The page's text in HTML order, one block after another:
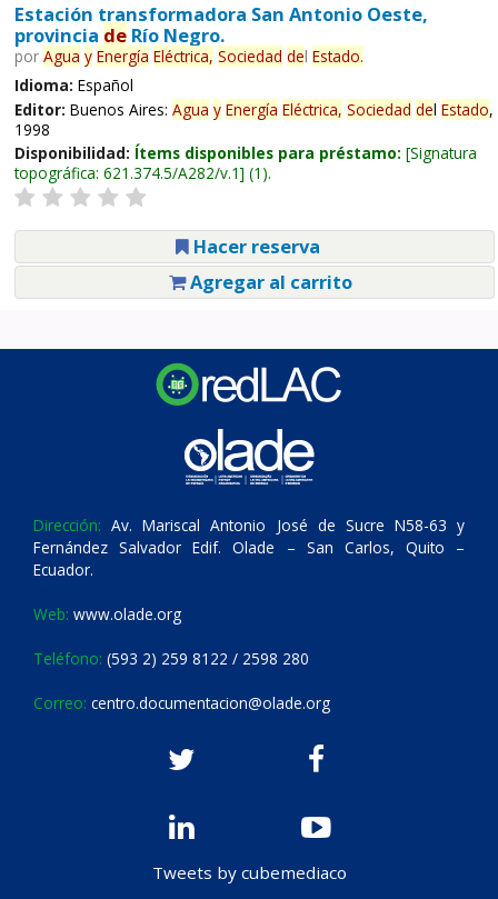
Estación transformadora San Antonio Oeste,
provincia deRío Negro.
por Agua y Energía Eléctrica, Sociedad del Estado.
Idioma: Español
Editor: Buenos Aires: Agua y Energía Eléctrica, Sociedad del Estado,
1998
Disponibilidad: Ítems disponibles para préstamo: Signatura
topográfica: 621.374.5/A282/v.1 (1).
Hacer reserva
Agregar al carrito
Dirección: Av. Mariscal Antonio José de Sucre N58-63 y
Fernández Salvador Edif. Olade – San Carlos, Quito –
Ecuador.
Web: www.olade.org
Teléfono: (593 2) 259 8122 / 2598 280
Correo: centro.documentacion@olade.org
Tweets by cubemediaco